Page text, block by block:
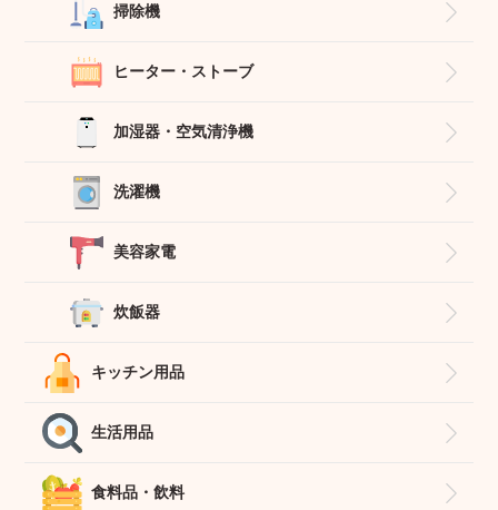
掃除機
ヒーター・ストーブ
加湿器・空気清浄機
洗濯機
美容家電
炊飯器
キッチン用品
生活用品
食料品・飲料